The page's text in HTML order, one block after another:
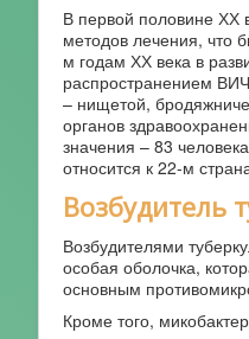
В первой половине ХХ
методов лечения, что
м годам ХХ века в
распространением
– нищетой,
органов
значения – 83
относится к 22-м
Возбудитель
Возбудителями
особая оболочка,
основным
Кроме того,